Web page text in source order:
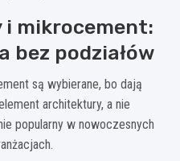
i mikrocement:
bez podziałów
są wybierane, bo dają
architektury, a nie
popularny w nowoczesnych